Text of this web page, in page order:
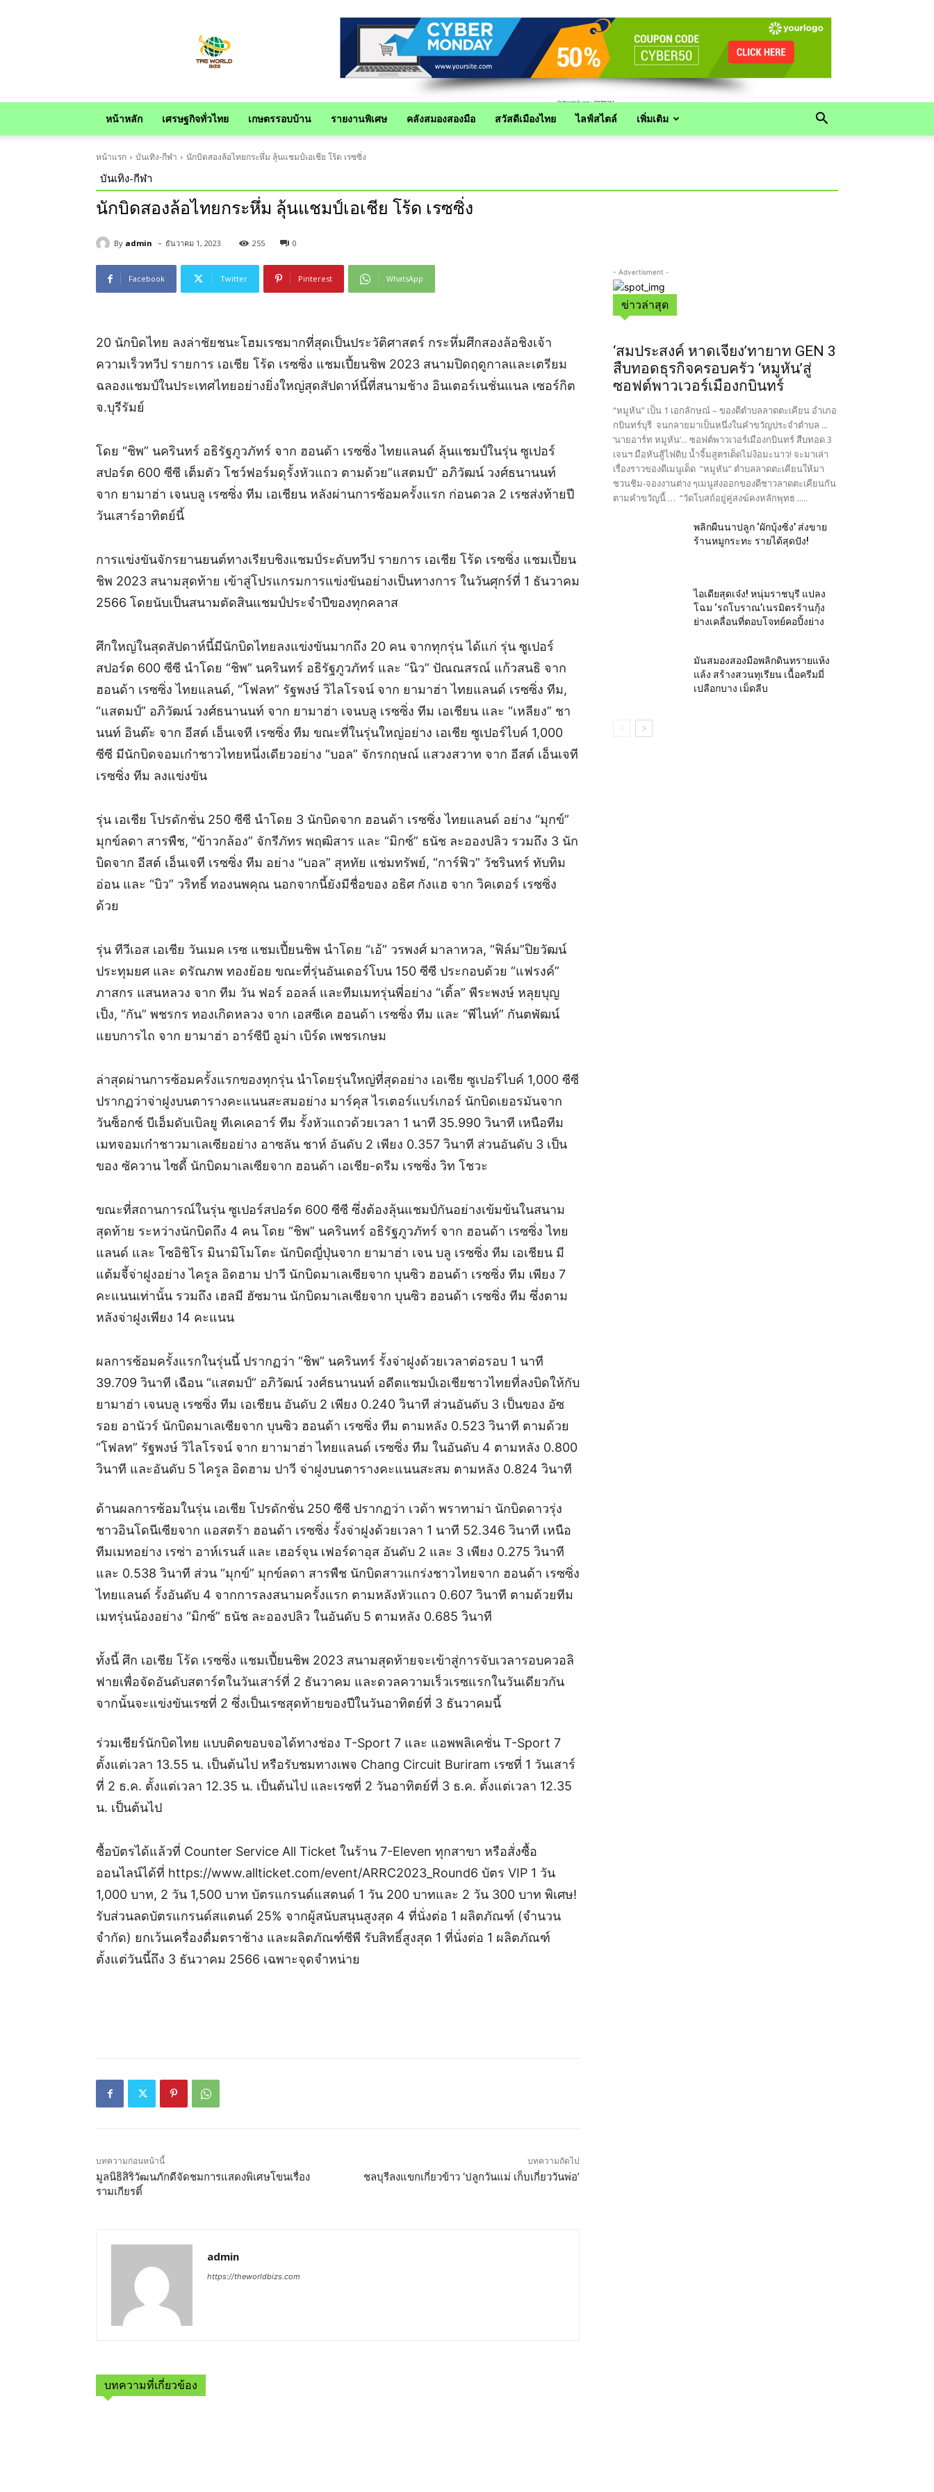
หน้าหลัก เศรษฐกิจทั่วไทย เกษตรรอบบ้าน รายงานพิเศษ คลังสมองสองมือ สวัสดีเมืองไทย ไลฟ์สไตล์ เพิ่มเติม
หน้าแรก บันเทิง-กีฬา นักบิดสองล้อไทยกระหึ่ม ลุ้นแชมป์เอเชีย โร้ด เรซซิ่ง
บันเทิง-กีฬา
นักบิดสองล้อไทยกระหึ่ม ลุ้นแชมป์เอเชีย โร้ด เรซซิ่ง
By admin - ธันวาคม 1, 2023 255 0
Facebook Twitter Pinterest WhatsApp
20 นักบิดไทย ลงล่าชัยชนะโฮมเรซมากที่สุดเป็นประวัติศาสตร์ กระหึ่มศึกสองล้อชิงเจ้า
ความเร็วทวีป รายการ เอเชีย โร้ด เรซซิ่ง แชมเปี้ยนชิพ 2023 สนามปิดฤดูกาลและเตรียม
ฉลองแชมป์ในประเทศไทยอย่างยิ่งใหญ่สุดสัปดาห์นี้ที่สนามช้าง อินเตอร์เนชั่นแนล เซอร์กิต
จ.บุรีรัมย์
โดย “ชิพ” นครินทร์ อธิรัฐภูวภัทร์ จาก ฮอนด้า เรซซิ่ง ไทยแลนด์ ลุ้นแชมป์ในรุ่น ซูเปอร์
สปอร์ต 600 ซีซี เต็มตัว โชว์ฟอร์มดุรั้งหัวแถว ตามด้วย”แสตมป์” อภิวัฒน์ วงศ์ธนานนท์
จาก ยามาฮ่า เจนบลู เรซซิ่ง ทีม เอเชียน หลังผ่านการซ้อมครั้งแรก ก่อนดวล 2 เรซส่งท้ายปี
วันเสาร์อาทิตย์นี้
การแข่งขันจักรยานยนต์ทางเรียบชิงแชมป์ระดับทวีป รายการ เอเชีย โร้ด เรซซิ่ง แชมเปี้ยน
ชิพ 2023 สนามสุดท้าย เข้าสู่โปรแกรมการแข่งขันอย่างเป็นทางการ ในวันศุกร์ที่ 1 ธันวาคม
2566 โดยนับเป็นสนามตัดสินแชมป์ประจำปีของทุกคลาส
ศึกใหญ่ในสุดสัปดาห์นี้มีนักบิดไทยลงแข่งขันมากถึง 20 คน จากทุกรุ่น ได้แก่ รุ่น ซูเปอร์
สปอร์ต 600 ซีซี นำโดย “ชิพ” นครินทร์ อธิรัฐภูวภัทร์ และ “นิว” ปัณณสรณ์ แก้วสนธิ จาก
ฮอนด้า เรซซิ่ง ไทยแลนด์, “โฟลท” รัฐพงษ์ วิไลโรจน์ จาก ยามาฮ่า ไทยแลนด์ เรซซิ่ง ทีม,
“แสตมป์” อภิวัฒน์ วงศ์ธนานนท์ จาก ยามาฮ่า เจนบลู เรซซิ่ง ทีม เอเชียน และ “เหลียง” ชา
นนท์ อินต๊ะ จาก อีสต์ เอ็นเจที เรซซิ่ง ทีม ขณะที่ในรุ่นใหญ่อย่าง เอเชีย ซูเปอร์ไบค์ 1,000
ซีซี มีนักบิดจอมเก๋าชาวไทยหนึ่งเดียวอย่าง “บอล” จักรกฤษณ์ แสวงสวาท จาก อีสต์ เอ็นเจที
เรซซิ่ง ทีม ลงแข่งขัน
รุ่น เอเชีย โปรดักชั่น 250 ซีซี นำโดย 3 นักบิดจาก ฮอนด้า เรซซิ่ง ไทยแลนด์ อย่าง “มุกข์”
มุกข์ลดา สารพืช, “ข้าวกล้อง” จักรีภัทร พฤฒิสาร และ “มิกซ์” ธนัช ละอองปลิว รวมถึง 3 นัก
บิดจาก อีสต์ เอ็นเจที เรซซิ่ง ทีม อย่าง “บอล” สุหทัย แช่มทรัพย์, “การ์ฟิว” วัชรินทร์ ทับทิม
อ่อน และ “บิว” วริทธิ์ ทองนพคุณ นอกจากนี้ยังมีชื่อของ อธิศ กังแฮ จาก วิคเตอร์ เรซซิ่ง
ด้วย
รุ่น ทีวีเอส เอเชีย วันเมค เรซ แชมเปี้ยนชิพ นำโดย “เอ้” วรพงศ์ มาลาหวล, “ฟิล์ม”ปิยวัฒน์
ประทุมยศ และ ดรัณภพ ทองย้อย ขณะที่รุ่นอันเดอร์โบน 150 ซีซี ประกอบด้วย “แฟรงค์”
ภาสกร แสนหลวง จาก ทีม วัน ฟอร์ ออลล์ และทีมเมทรุ่นพี่อย่าง “เติ้ล” พีระพงษ์ หลุยบุญ
เป็ง, “กัน” พชรกร ทองเกิดหลวง จาก เอสซีเค ฮอนด้า เรซซิ่ง ทีม และ “พีไนท์” กันตพัฒน์
แยบการไถ จาก ยามาฮ่า อาร์ซีบี อูม่า เบิร์ด เพชรเกษม
ล่าสุดผ่านการซ้อมครั้งแรกของทุกรุ่น นำโดยรุ่นใหญ่ที่สุดอย่าง เอเชีย ซูเปอร์ไบค์ 1,000 ซีซี
ปรากฏว่าจ่าฝูงบนตารางคะแนนสะสมอย่าง มาร์คุส ไรเตอร์แบร์เกอร์ นักบิดเยอรมันจาก
วันซ็อกซ์ บีเอ็มดับเบิลยู ทีเคเคอาร์ ทีม รั้งหัวแถวด้วยเวลา 1 นาที 35.990 วินาที เหนือทีม
เมทจอมเก๋าชาวมาเลเซียอย่าง อาซลัน ชาห์ อันดับ 2 เพียง 0.357 วินาที ส่วนอันดับ 3 เป็น
ของ ซัควาน ไซดี้ นักบิดมาเลเซียจาก ฮอนด้า เอเชีย-ดรีม เรซซิ่ง วิท โชวะ
ขณะที่สถานการณ์ในรุ่น ซูเปอร์สปอร์ต 600 ซีซี ซึ่งต้องลุ้นแชมป์กันอย่างเข้มข้นในสนาม
สุดท้าย ระหว่างนักบิดถึง 4 คน โดย “ชิพ” นครินทร์ อธิรัฐภูวภัทร์ จาก ฮอนด้า เรซซิ่ง ไทย
แลนด์ และ โซอิชิโร มินามิโมโตะ นักบิดญี่ปุ่นจาก ยามาฮ่า เจน บลู เรซซิ่ง ทีม เอเชียน มี
แต้มจี้จ่าฝูงอย่าง ไครูล อิดฮาม ปาวี นักบิดมาเลเซียจาก บุนซิว ฮอนด้า เรซซิ่ง ทีม เพียง 7
คะแนนเท่านั้น รวมถึง เฮลมี ฮัซมาน นักบิดมาเลเซียจาก บุนซิว ฮอนด้า เรซซิ่ง ทีม ซึ่งตาม
หลังจ่าฝูงเพียง 14 คะแนน
ผลการซ้อมครั้งแรกในรุ่นนี้ ปรากฏว่า “ชิพ” นครินทร์ รั้งจ่าฝูงด้วยเวลาต่อรอบ 1 นาที
39.709 วินาที เฉือน “แสตมป์” อภิวัฒน์ วงศ์ธนานนท์ อดีตแชมป์เอเชียชาวไทยที่ลงบิดให้กับ
ยามาฮ่า เจนบลู เรซซิ่ง ทีม เอเชียน อันดับ 2 เพียง 0.240 วินาที ส่วนอันดับ 3 เป็นของ อัซ
รอย อานัวร์ นักบิดมาเลเซียจาก บุนซิว ฮอนด้า เรซซิ่ง ทีม ตามหลัง 0.523 วินาที ตามด้วย
“โฟลท” รัฐพงษ์ วิไลโรจน์ จาก ยาามาฮ่า ไทยแลนด์ เรซซิ่ง ทีม ในอันดับ 4 ตามหลัง 0.800
วินาที และอันดับ 5 ไครูล อิดฮาม ปาวี จ่าฝูงบนตารางคะแนนสะสม ตามหลัง 0.824 วินาที
ด้านผลการซ้อมในรุ่น เอเชีย โปรดักชั่น 250 ซีซี ปรากฏว่า เวด้า พราทาม่า นักบิดดาวรุ่ง
ชาวอินโดนีเซียจาก แอสตร้า ฮอนด้า เรซซิ่ง รั้งจ่าฝูงด้วยเวลา 1 นาที 52.346 วินาที เหนือ
ทีมเมทอย่าง เรซ่า อาห์เรนส์ และ เฮอร์จุน เฟอร์ดาอุส อันดับ 2 และ 3 เพียง 0.275 วินาที
และ 0.538 วินาที ส่วน “มุกข์” มุกข์ลดา สารพืช นักบิดสาวแกร่งชาวไทยจาก ฮอนด้า เรซซิ่ง
ไทยแลนด์ รั้งอันดับ 4 จากการลงสนามครั้งแรก ตามหลังหัวแถว 0.607 วินาที ตามด้วยทีม
เมทรุ่นน้องอย่าง “มิกซ์” ธนัช ละอองปลิว ในอันดับ 5 ตามหลัง 0.685 วินาที
ทั้งนี้ ศึก เอเชีย โร้ด เรซซิ่ง แชมเปี้ยนชิพ 2023 สนามสุดท้ายจะเข้าสู่การจับเวลารอบควอลิ
ฟายเพื่อจัดอันดับสตาร์ตในวันเสาร์ที่ 2 ธันวาคม และดวลความเร็วเรซแรกในวันเดียวกัน
จากนั้นจะแข่งขันเรซที่ 2 ซึ่งเป็นเรซสุดท้ายของปีในวันอาทิตย์ที่ 3 ธันวาคมนี้
ร่วมเชียร์นักบิดไทย แบบติดขอบจอได้ทางช่อง T-Sport 7 และ แอพพลิเคชั่น T-Sport 7
ตั้งแต่เวลา 13.55 น. เป็นต้นไป หรือรับชมทางเพจ Chang Circuit Buriram เรซที่ 1 วันเสาร์
ที่ 2 ธ.ค. ตั้งแต่เวลา 12.35 น. เป็นต้นไป และเรซที่ 2 วันอาทิตย์ที่ 3 ธ.ค. ตั้งแต่เวลา 12.35
น. เป็นต้นไป
ซื้อบัตรได้แล้วที่ Counter Service All Ticket ในร้าน 7-Eleven ทุกสาขา หรือสั่งซื้อ
ออนไลน์ได้ที่ https://www.allticket.com/event/ARRC2023_Round6 บัตร VIP 1 วัน
1,000 บาท, 2 วัน 1,500 บาท บัตรแกรนด์แสตนด์ 1 วัน 200 บาทและ 2 วัน 300 บาท พิเศษ!
รับส่วนลดบัตรแกรนด์สแตนด์ 25% จากผู้สนับสนุนสูงสุด 4 ที่นั่งต่อ 1 ผลิตภัณฑ์ (จำนวน
จำกัด) ยกเว้นเครื่องดื่มตราช้าง และผลิตภัณฑ์ซีพี รับสิทธิ์สูงสุด 1 ที่นั่งต่อ 1 ผลิตภัณฑ์
ตั้งแต่วันนี้ถึง 3 ธันวาคม 2566 เฉพาะจุดจำหน่าย
บทความก่อนหน้านี้
มูลนิธิสิริวัฒนภักดีจัดชมการแสดงพิเศษโขนเรื่อง
รามเกียรติ์
บทความถัดไป
ชลบุรีลงแขกเกี่ยวข้าว ‘ปลูกวันแม่ เก็บเกี่ยววันพ่อ’
admin
https://theworldbizs.com
บทความที่เกี่ยวข้อง
- Advertisment -
ข่าวล่าสุด
‘สมประสงค์ หาดเจียง’ทายาท GEN 3
สืบทอดธุรกิจครอบครัว ‘หมูหัน’สู่
ซอฟต์พาวเวอร์เมืองกบินทร์
“หมูหัน” เป็น 1 เอกลักษณ์ – ของดีตำบลลาดตะเคียน อำเภอ
กบินทร์บุรี จนกลายมาเป็นหนึ่งในคำขวัญประจำตำบล ...
‘นายอาร์ท หมูหัน’... ซอฟต์พาวเวอร์เมืองกบินทร์ สืบทอด 3
เจนฯ มือหันสู้ไฟดิบ น้ำจิ้มสูตรเด็ดไม่ง้อมะนาว! จะมาเล่า
เรื่องราวของดีเมนูเด็ด “หมูหัน” ตำบลลาดตะเคียนให้มา
ชวนชิม-จองงานต่าง ๆเมนูส่งออกของดีชาวลาดตะเคียนกัน
ตามคำขวัญนี้ … “วัดโบสถ์อยู่คู่สงฆ์คงหลักพุทธ .....
พลิกผืนนาปลูก ‘ผักบุ้งซิ่ง’ ส่งขาย
ร้านหมูกระทะ รายได้สุดปัง!
ไอเดียสุดเจ๋ง! หนุ่มราชบุรี แปลง
โฉม ‘รถโบราณ’เนรมิตรร้านกุ้ง
ย่างเคลื่อนที่ตอบโจทย์คอปิ้งย่าง
มันสมองสองมือพลิกดินทรายแห้ง
แล้ง สร้างสวนทุเรียน เนื้อครีมมี่
เปลือกบาง เม็ดลีบ